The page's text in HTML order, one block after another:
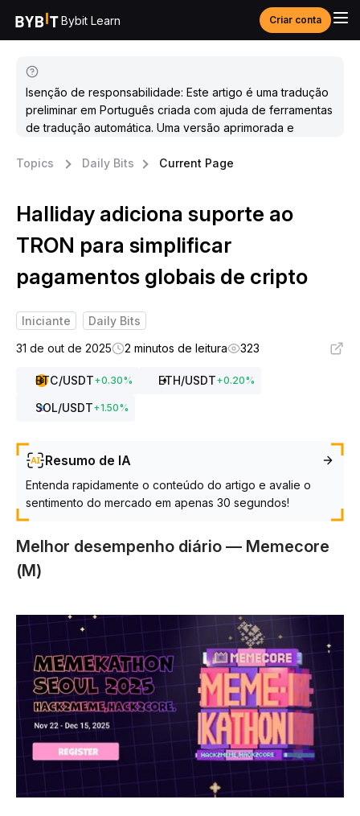
Bybit Learn Criar conta
Isenção de responsabilidade: Este artigo é uma tradução
preliminar em Português criada com ajuda de ferramentas
de tradução automática. Uma versão aprimorada e
Topics
Daily Bits Current Page
Halliday adiciona suporte ao
TRON para simplificar
pagamentos globais de cripto
Iniciante
Daily Bits
31 de out de 2025
2 minutos de leitura 323
BTC/USDT+0.30% ETH/USDT+0.20%
SOL/USDT+1.50%
Resumo de IA
Entenda rapidamente o conteúdo do artigo e avalie o
sentimento do mercado em apenas 30 segundos!
Melhor desempenho diário — Memecore
(M)